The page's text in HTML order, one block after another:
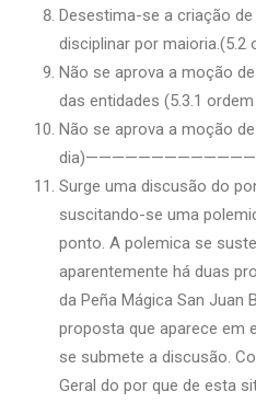
Desestima-se a criação
disciplinar por
Não se aprova a moção
das entidades (5.3.1
Não se aprova a moção
Surge uma discusão do
suscitando-se uma
ponto. A polemica se
aparentemente há duas
da Peña Mágica San Juan
proposta que aparece em
se submete a discusão.
Geral do por que de esta